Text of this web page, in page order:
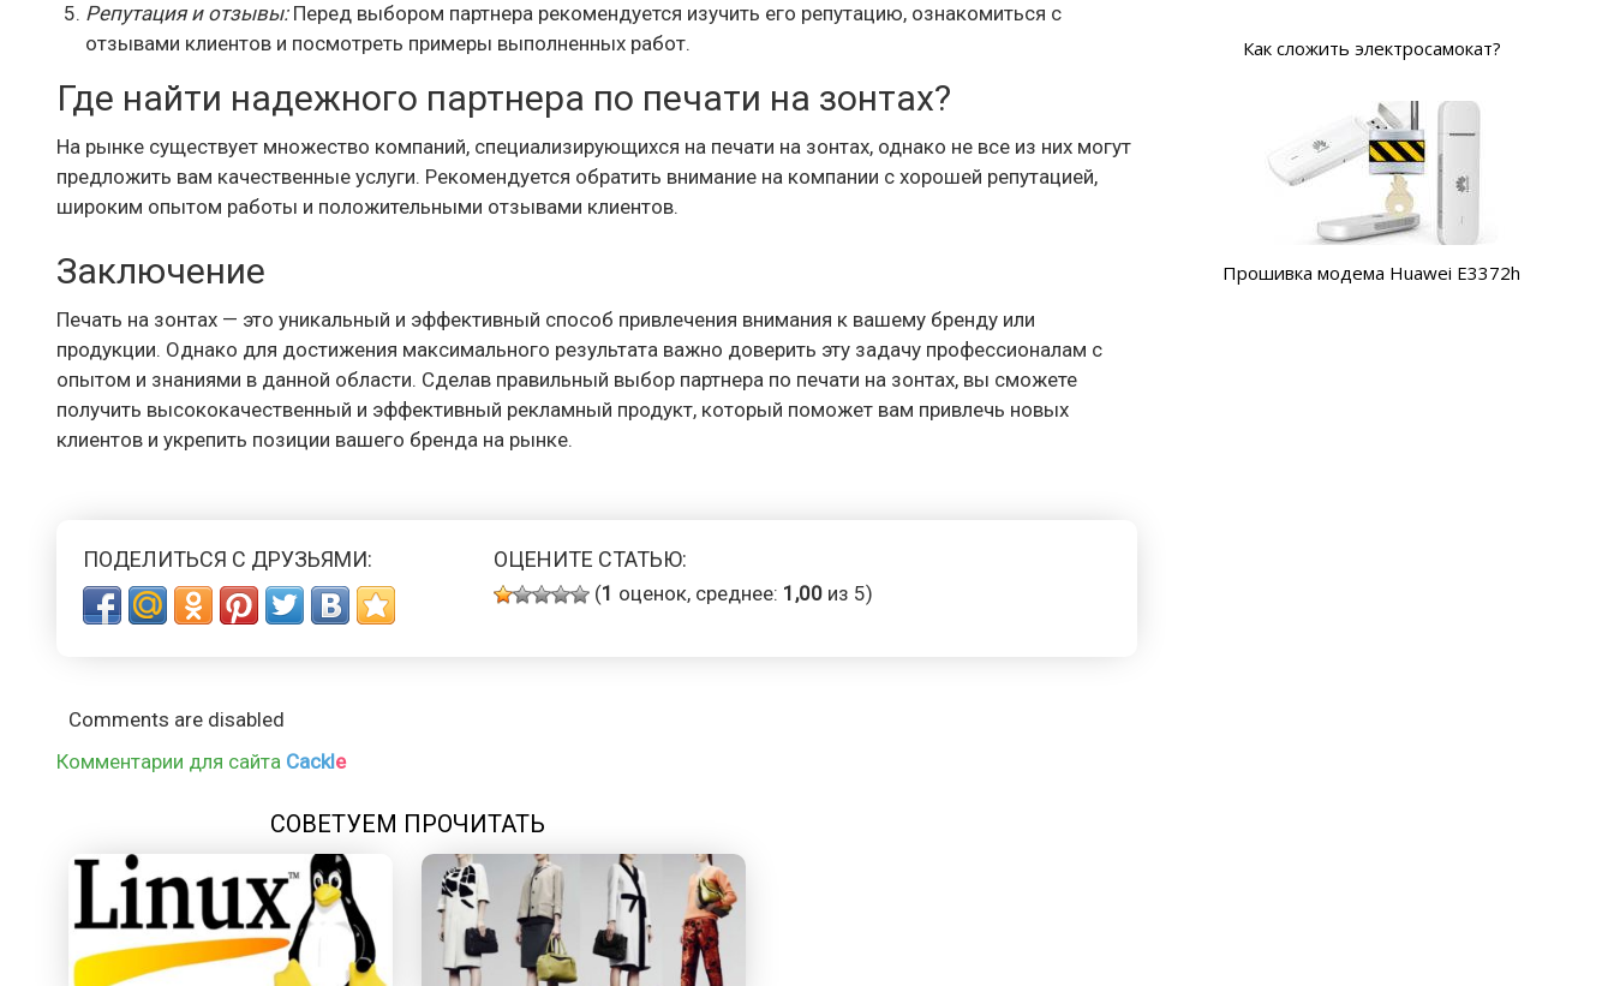
Репутация и отзывы:Перед выбором партнера рекомендуется изучить его репутацию, ознакомиться с
отзывами клиентов и посмотреть примеры выполненных работ.
Где найти надежного партнера по печати на зонтах?
На рынке существует множество компаний, специализирующихся на печати на зонтах, однако не все из них могут
предложить вам качественные услуги. Рекомендуется обратить внимание на компании с хорошей репутацией,
широким опытом работы и положительными отзывами клиентов.
Заключение
Печать на зонтах — это уникальный и эффективный способ привлечения внимания к вашему бренду или
продукции. Однако для достижения максимального результата важно доверить эту задачу профессионалам с
опытом и знаниями в данной области. Сделав правильный выбор партнера по печати на зонтах, вы сможете
получить высококачественный и эффективный рекламный продукт, который поможет вам привлечь новых
клиентов и укрепить позиции вашего бренда на рынке.
ПОДЕЛИТЬСЯ С ДРУЗЬЯМИ: ОЦЕНИТЕ СТАТЬЮ:
(1 оценок, среднее: 1,00 из 5)
Comments are disabled
Комментарии для сайта Cackle
СОВЕТУЕМ ПРОЧИТАТЬ
Как сложить электросамокат?
Прошивка модема Huawei E3372h